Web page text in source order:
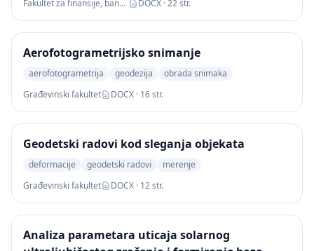
Fakultet za finansije, bankarstvo i reviziju
DOCX · 22 str.
Aerofotogrametrijsko snimanje
aerofotogrametrija geodezija
obrada snimaka
Građevinski fakultet
DOCX · 16 str.
Geodetski radovi kod sleganja objekata
deformacije geodetski radovi
merenje
Građevinski fakultet
DOCX · 12 str.
Analiza parametara uticaja solarnog